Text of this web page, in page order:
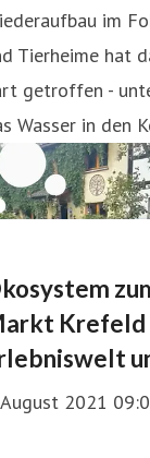
im
Tierheime hat
getroffen -
Wasser in den
Krefeld
2021